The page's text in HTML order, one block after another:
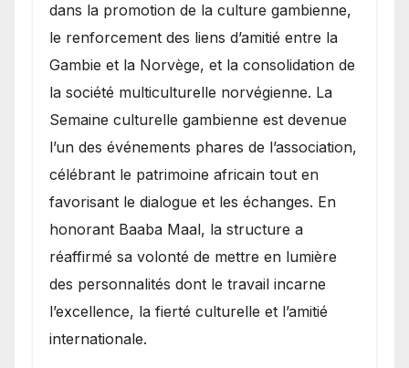
dans la promotion de la culture gambienne,
le renforcement des liens d’amitié entre la
Gambie et la Norvège, et la consolidation de
la société multiculturelle norvégienne. La
Semaine culturelle gambienne est devenue
l’un des événements phares de l’association,
célébrant le patrimoine africain tout en
favorisant le dialogue et les échanges. En
honorant Baaba Maal, la structure a
réaffirmé sa volonté de mettre en lumière
des personnalités dont le travail incarne
l’excellence, la fierté culturelle et l’amitié
internationale.